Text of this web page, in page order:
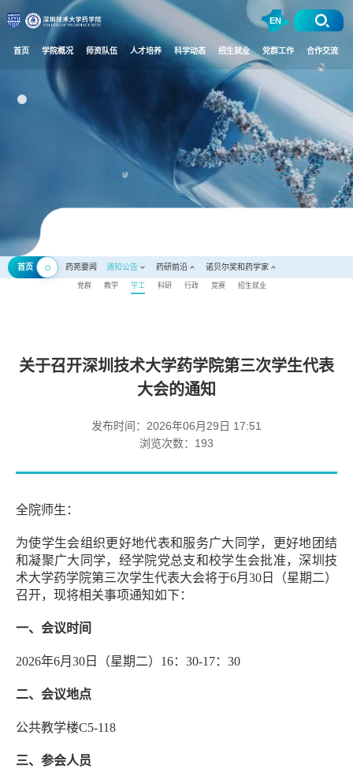
首页 学院概况 师资队伍 人才培养 科学动态 招生就业 党群工作 合作交流
EN
首页 药苑要闻 通知公告
党群 教学 学工 科研 行政 竞赛 招生就业
药研前沿 诺贝尔奖和药学家
关于召开深圳技术大学药学院第三次学生代表
大会的通知
发布时间：2026年06月29日 17:51
浏览次数： 193
全院师生：
为使学生会组织更好地代表和服务广大同学，更好地团结
和凝聚广大同学，经学院党总支和校学生会批准，深圳技
术大学药学院第三次学生代表大会将于6月30日（星期二）
召开，现将相关事项通知如下：
一、会议时间
2026年6月30日（星期二）16：30-17：30
二、会议地点
公共教学楼C5-118
三、参会人员